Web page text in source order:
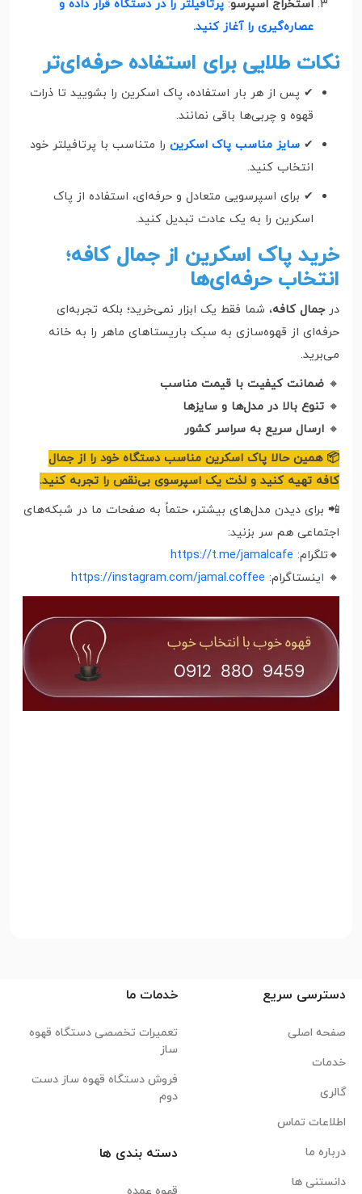
استخراج اسپرسو: پرتافیلتر را در دستگاه قرار داده و
عصاره‌گیری را آغاز کنید.
نکات طلایی برای استفاده حرفه‌ای‌تر
✔ پس از هر بار استفاده، پاک اسکرین را بشویید تا ذرات
قهوه و چربی‌ها باقی نمانند.
✔ سایز مناسب پاک اسکرین را متناسب با پرتافیلتر خود
انتخاب کنید.
✔ برای اسپرسویی متعادل و حرفه‌ای، استفاده از پاک
اسکرین را به یک عادت تبدیل کنید.
خرید پاک اسکرین از جمال کافه؛
انتخاب حرفه‌ای‌ها
درجمال کافه، شما فقط یک ابزار نمی‌خرید؛ بلکه تجربه‌ای
حرفه‌ای از قهوه‌سازی به سبک باریستاهای ماهر را به خانه
می‌برید.
🔸 ضمانت کیفیت با قیمت مناسب
🔸 تنوع بالا در مدل‌ها و سایزها
🔸 ارسال سریع به سراسر کشور
📦 همین حالا پاک اسکرین مناسب دستگاه خود را از جمال
کافه تهیه کنید و لذت یک اسپرسوی بی‌نقص را تجربه کنید.
📲 برای دیدن مدل‌های بیشتر، حتماً به صفحات ما در شبکه‌های
اجتماعی هم سر بزنید:
🔸تلگرام: https://t.me/jamalcafe
🔸 اینستاگرام: https://instagram.com/jamal.coffee
دسترسی سریع
صفحه اصلی
خدمات
گالری
اطلاعات تماس
درباره ما
دانستنی ها
خدمات ما
تعمیرات تخصصی دستگاه قهوه
ساز
فروش دستگاه قهوه ساز دست
دوم
دسته بندی ها
قهوه عمده